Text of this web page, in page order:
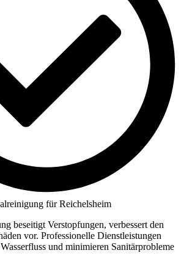
für Reichelsheim
beseitigt Verstopfungen, verbessert den
vor. Professionelle Dienstleistungen
und minimieren Sanitärprobleme